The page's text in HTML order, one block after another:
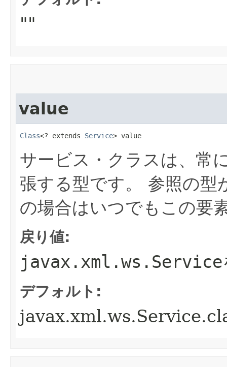
""
value
Class<? extends Service> value
サービス・クラスは、常
張する型です。
参照の型
の場合はいつでもこの要
戻り値:
javax.xml.ws.Service
デフォルト: